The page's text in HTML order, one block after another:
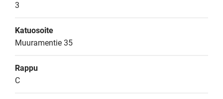
3
Katuosoite
Muuramentie 35
Rappu
C